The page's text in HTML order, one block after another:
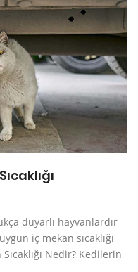
duyarlı hayvanlardır
iç mekan sıcaklığı
Nedir? Kedilerin